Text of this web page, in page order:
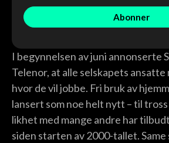
I begynnelsen av juni annonserte
Telenor, at alle selskapets
hvor de vil jobbe. Fri bruk av
lansert som noe helt nytt – til
likhet med mange andre har
siden starten av 2000-tallet.